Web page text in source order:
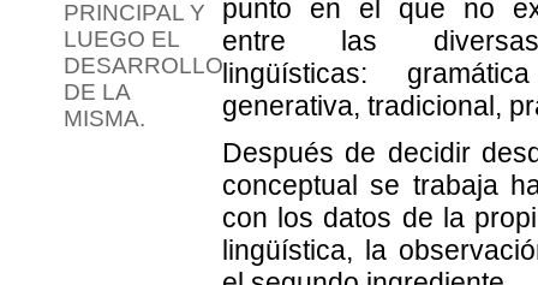
PRINCIPAL Y
LUEGO EL
DESARROLLO
DE LA
MISMA.
punto en el que no
entre las
lingüísticas:
generativa, tradicional,
Después de decidir
conceptual se trabaja
con los datos de la
lingüística, la